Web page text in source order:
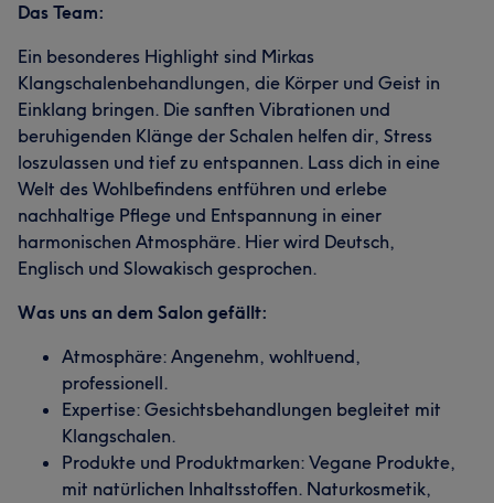
Das Team:
Ein besonderes Highlight sind Mirkas
Klangschalenbehandlungen, die Körper und Geist in
Einklang bringen. Die sanften Vibrationen und
beruhigenden Klänge der Schalen helfen dir, Stress
loszulassen und tief zu entspannen. Lass dich in eine
Welt des Wohlbefindens entführen und erlebe
nachhaltige Pflege und Entspannung in einer
harmonischen Atmosphäre. Hier wird Deutsch,
Englisch und Slowakisch gesprochen.
Was uns an dem Salon gefällt:
Atmosphäre: Angenehm, wohltuend,
professionell.
Expertise: Gesichtsbehandlungen begleitet mit
Klangschalen.
Produkte und Produktmarken: Vegane Produkte,
mit natürlichen Inhaltsstoffen. Naturkosmetik,